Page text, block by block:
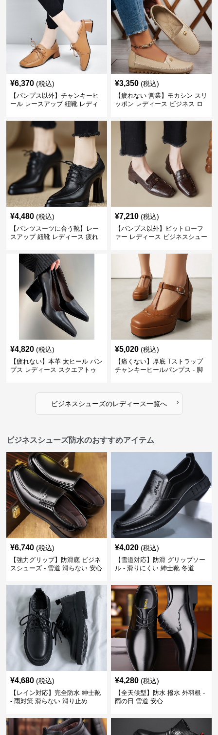
¥6,370 (税込)
【パンプス以外】チャンキーヒ
ール レースアップ 紐靴 レディ
ーツ スクエアトゥ 歩きやすい
¥3,350 (税込)
【疲れない 営業】モカシン スリ
ッポン レディース ビジネス ロ
ジュアル パンプス以外
¥4,480 (税込)
【パンツスーツに合う靴】レー
スアップ 紐靴 レディース 疲れ
ビジネスシューズ
¥7,210 (税込)
【パンプス以外】ビットローフ
ァー レディース ビジネスシュー
トゥ 疲れない スーツ
¥4,820 (税込)
【疲れない】本革 太ヒール パン
プス レディース スクエアトゥ
¥5,020 (税込)
【痛くない】厚底 Tストラップ
チャンキーヒールパンプス - 脚
ビジネスシューズのレディース一覧へ ›
ビジネスシューズ防水のおすすめアイテム
¥6,740 (税込)
【強力グリップ】防滑底 ビジネ
スシューズ - 雪道 滑らない 安心
¥4,020 (税込)
【雪道対応】防滑 グリップソー
ル - 滑りにくい 紳士靴 冬道
¥4,680 (税込)
【レイン対応】完全防水 紳士靴
- 雨対策 滑らない 滑り止め
¥4,280 (税込)
【全天候型】防水 撥水 外羽根 -
雨の日 雪道 安心